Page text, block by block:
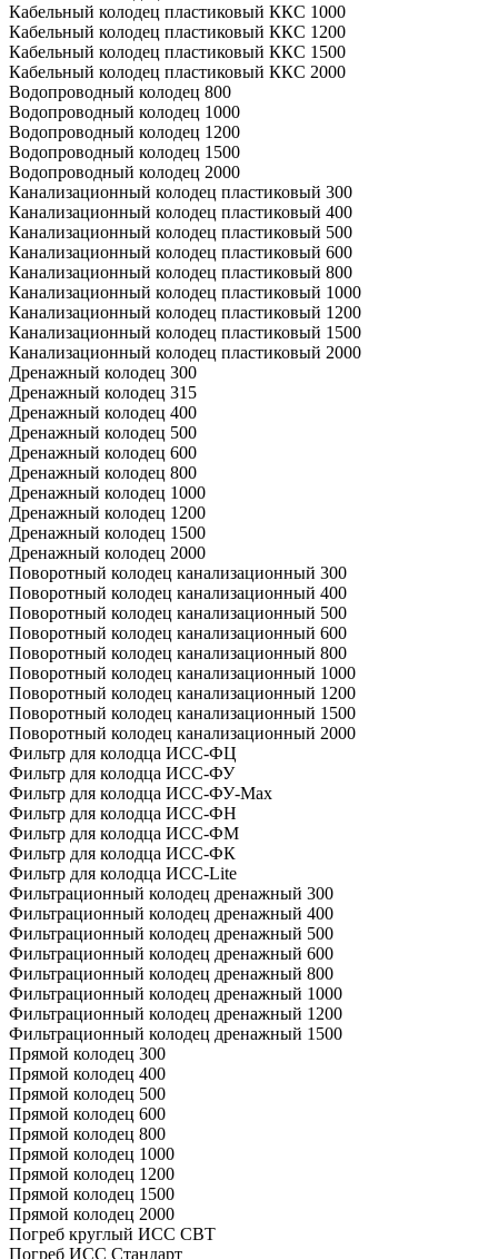
Кабельный колодец пластиковый ККС 1000
Кабельный колодец пластиковый ККС 1200
Кабельный колодец пластиковый ККС 1500
Кабельный колодец пластиковый ККС 2000
Водопроводный колодец 800
Водопроводный колодец 1000
Водопроводный колодец 1200
Водопроводный колодец 1500
Водопроводный колодец 2000
Канализационный колодец пластиковый 300
Канализационный колодец пластиковый 400
Канализационный колодец пластиковый 500
Канализационный колодец пластиковый 600
Канализационный колодец пластиковый 800
Канализационный колодец пластиковый 1000
Канализационный колодец пластиковый 1200
Канализационный колодец пластиковый 1500
Канализационный колодец пластиковый 2000
Дренажный колодец 300
Дренажный колодец 315
Дренажный колодец 400
Дренажный колодец 500
Дренажный колодец 600
Дренажный колодец 800
Дренажный колодец 1000
Дренажный колодец 1200
Дренажный колодец 1500
Дренажный колодец 2000
Поворотный колодец канализационный 300
Поворотный колодец канализационный 400
Поворотный колодец канализационный 500
Поворотный колодец канализационный 600
Поворотный колодец канализационный 800
Поворотный колодец канализационный 1000
Поворотный колодец канализационный 1200
Поворотный колодец канализационный 1500
Поворотный колодец канализационный 2000
Фильтр для колодца ИСС-ФЦ
Фильтр для колодца ИСС-ФУ
Фильтр для колодца ИСС-ФУ-Мах
Фильтр для колодца ИСС-ФН
Фильтр для колодца ИСС-ФМ
Фильтр для колодца ИСС-ФК
Фильтр для колодца ИСС-Lite
Фильтрационный колодец дренажный 300
Фильтрационный колодец дренажный 400
Фильтрационный колодец дренажный 500
Фильтрационный колодец дренажный 600
Фильтрационный колодец дренажный 800
Фильтрационный колодец дренажный 1000
Фильтрационный колодец дренажный 1200
Фильтрационный колодец дренажный 1500
Прямой колодец 300
Прямой колодец 400
Прямой колодец 500
Прямой колодец 600
Прямой колодец 800
Прямой колодец 1000
Прямой колодец 1200
Прямой колодец 1500
Прямой колодец 2000
Погреб круглый ИСС СВТ
Погреб ИСС Стандарт